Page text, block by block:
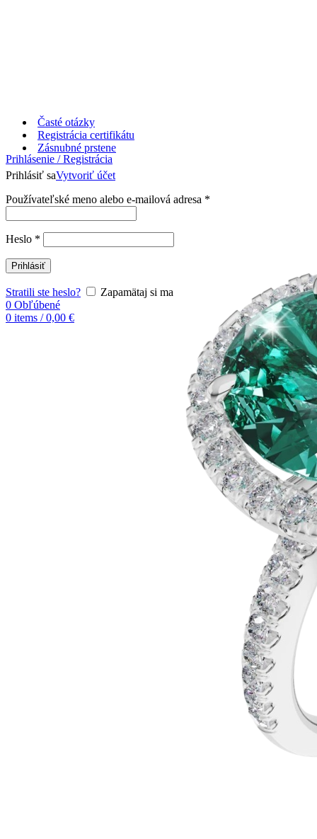
Časté otázky
Registrácia certifikátu
Prihlásenie / Registrácia
Prihlásiť saVytvoriť účet
Používateľské meno alebo e-mailová adresa *
Heslo *
Prihlásiť
Stratili ste heslo?
Zapamätaj si ma
0 Obľúbené
0 items / 0,00 €
Zásnubné prstene